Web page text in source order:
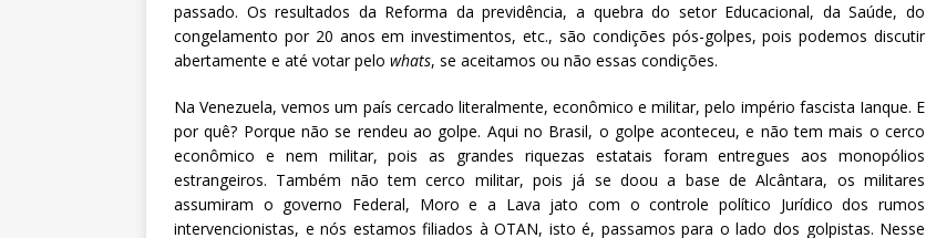
passado. Os resultados da Reforma da previdência, a quebra do setor Educacional, da Saúde, do
congelamento por 20 anos em investimentos, etc., são condições pós-golpes, pois podemos discutir
abertamente e até votar pelo whats, se aceitamos ou não essas condições.
Na Venezuela, vemos um país cercado literalmente, econômico e militar, pelo império fascista Ianque. E
por quê? Porque não se rendeu ao golpe. Aqui no Brasil, o golpe aconteceu, e não tem mais o cerco
econômico e nem militar, pois as grandes riquezas estatais foram entregues aos monopólios
estrangeiros. Também não tem cerco militar, pois já se doou a base de Alcântara, os militares
assumiram o governo Federal, Moro e a Lava jato com o controle político Jurídico dos rumos
intervencionistas, e nós estamos filiados à OTAN, isto é, passamos para o lado dos golpistas. Nesse